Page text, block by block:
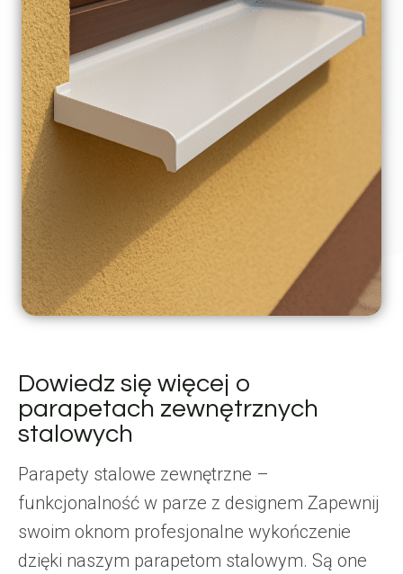
Dowiedz się więcej o
parapetach zewnętrznych
stalowych
Parapety stalowe zewnętrzne –
funkcjonalność w parze z designem Zapewnij
swoim oknom profesjonalne wykończenie
dzięki naszym parapetom stalowym. Są one